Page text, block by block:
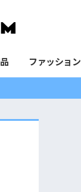
ファッション